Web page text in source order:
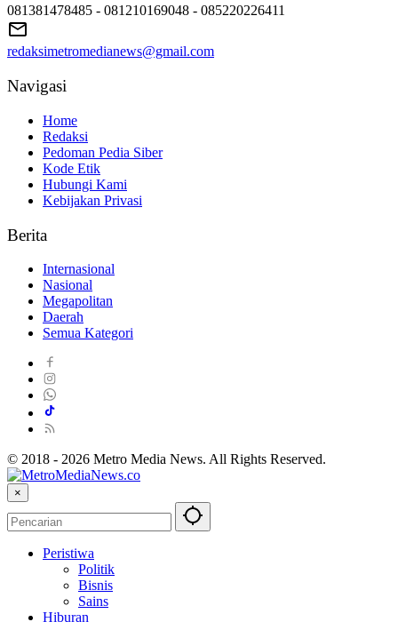
081381478485 - 081210169048 - 085220226411
redaksimetromedianews@gmail.com
Navigasi
Home
Redaksi
Pedoman Pedia Siber
Kode Etik
Hubungi Kami
Kebijakan Privasi
Berita
Internasional
Nasional
Megapolitan
Daerah
Semua Kategori
© 2018 - 2026 Metro Media News. All Rights Reserved.
×
Peristiwa
Politik
Bisnis
Sains
Hiburan